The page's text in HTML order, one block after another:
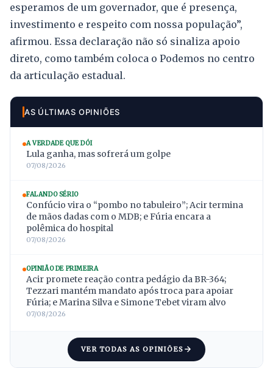
esperamos de um governador, que é presença,
investimento e respeito com nossa população”,
afirmou. Essa declaração não só sinaliza apoio
direto, como também coloca o Podemos no centro
da articulação estadual.
AS ÚLTIMAS OPINIÕES
A VERDADE QUE DÓI
Lula ganha, mas sofrerá um golpe
07/08/2026
FALANDO SÉRIO
Confúcio vira o “pombo no tabuleiro”; Acir termina
de mãos dadas com o MDB; e Fúria encara a
polêmica do hospital
07/08/2026
OPINIÃO DE PRIMEIRA
Acir promete reação contra pedágio da BR-364;
Tezzari mantém mandato após troca para apoiar
Fúria; e Marina Silva e Simone Tebet viram alvo
07/08/2026
VER TODAS AS OPINIÕES